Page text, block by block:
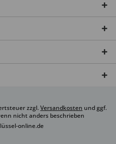
zzgl.Versandkosten und ggf.
nicht anders beschrieben
online.de